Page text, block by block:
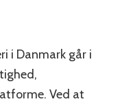
i Danmark går i
Ved at